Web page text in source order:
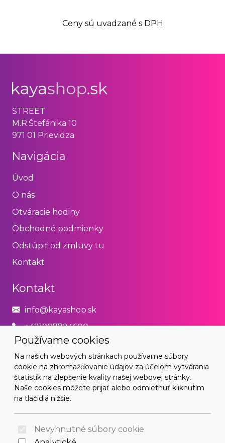
Ceny sú uvadzané s DPH
Používame cookies
Na našich webových stránkach používame súbory
cookie na zhromažďovanie údajov za účelom vytvárania
štatistík na zlepšenie kvality našej webovej stránky.
Naše cookies môžete prijať alebo odmietnuť kliknutím
na tlačidlá nižšie.
Nevyhnutné súbory cookie
STREET
M.R.Štefánika 10
971 01 Prievidza
Navigácia
Úvod
O nás
Otváracie hodiny
Obchodné podmienky
Odstúpiť od zmluvy tu
Kontakt
Kontakt
info@kayashop.sk
+421907724600
Právne
Obchodné podmienky
Zásady používania cookies
© 2026 Arrabella s.r.o., mayabella s.r.o., Všetky práva
vyhradené.